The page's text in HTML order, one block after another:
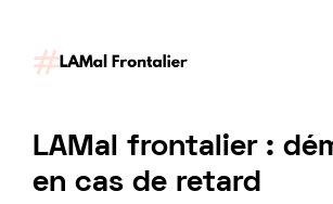
LAMal frontalier :
en cas de retard
Demander un accompagnement